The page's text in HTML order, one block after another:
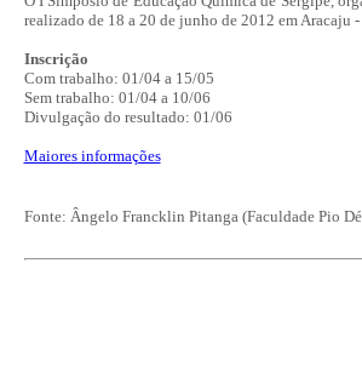
realizado de 18 a 20 de junho de 2012 em Aracaju -
Inscrição
Com trabalho: 01/04 a 15/05
Sem trabalho: 01/04 a 10/06
Divulgação do resultado: 01/06
Maiores informações
Fonte: Ângelo Francklin Pitanga (Faculdade Pio